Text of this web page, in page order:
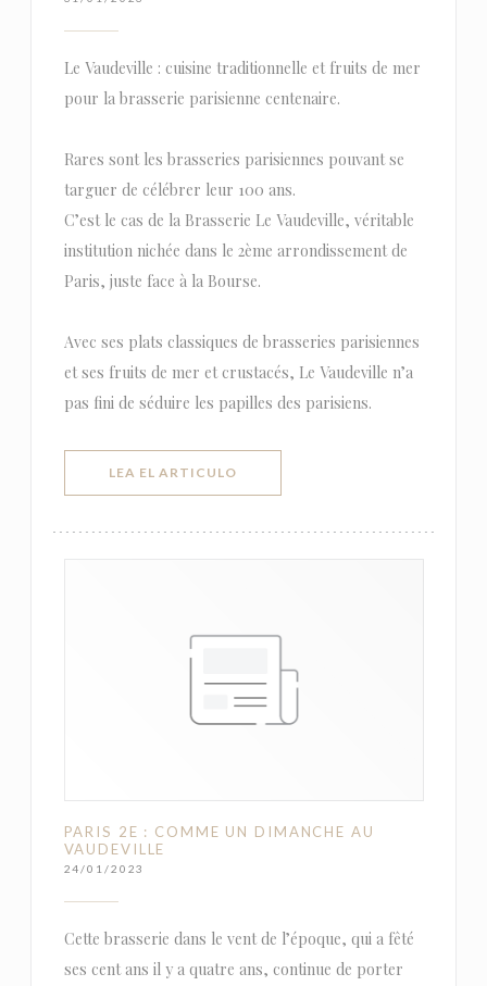
Le Vaudeville : cuisine traditionnelle et fruits de mer
pour la brasserie parisienne centenaire.
Rares sont les brasseries parisiennes pouvant se
targuer de célébrer leur 100 ans.
C’est le cas de la Brasserie Le Vaudeville, véritable
institution nichée dans le 2ème arrondissement de
Paris, juste face à la Bourse.
Avec ses plats classiques de brasseries parisiennes
et ses fruits de mer et crustacés, Le Vaudeville n’a
pas fini de séduire les papilles des parisiens.
LEA EL ARTICULO((ABRE EN UNA NUEVA VENTANA))
PARIS 2E : COMME UN DIMANCHE AU
VAUDEVILLE
24/01/2023
Cette brasserie dans le vent de l’époque, qui a fêté
ses cent ans il y a quatre ans, continue de porter